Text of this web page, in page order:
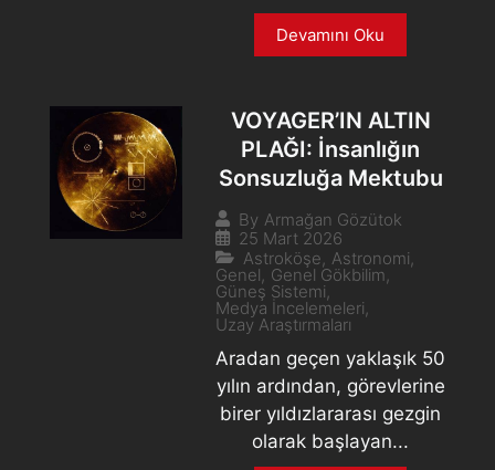
Devamını Oku
VOYAGER’IN ALTIN
PLAĞI: İnsanlığın
Sonsuzluğa Mektubu
By Armağan Gözütok
25 Mart 2026
Astroköşe Astronomi
Genel Genel Gökbilim
Güneş Sistemi
Medya İncelemeleri
Uzay Araştırmaları
Aradan geçen yaklaşık 50
yılın ardından, görevlerine
birer yıldızlararası gezgin
olarak başlayan...